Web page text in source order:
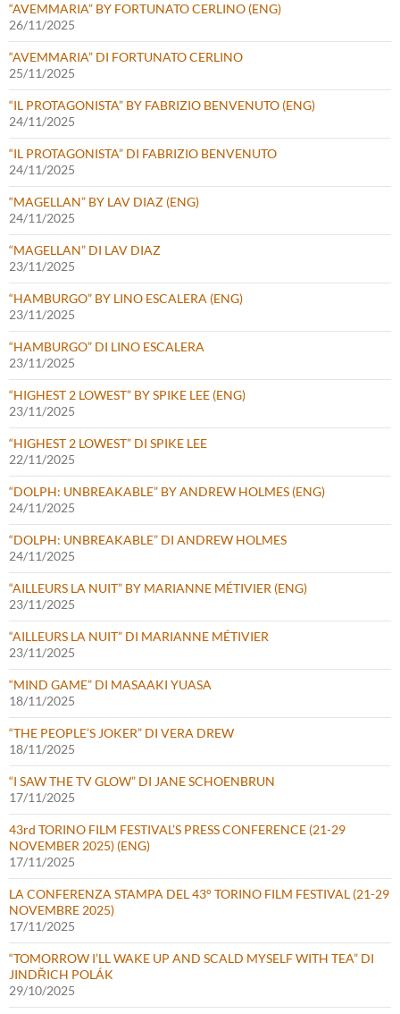
“AVEMMARIA” BY FORTUNATO CERLINO (ENG)
26/11/2025
“AVEMMARIA” DI FORTUNATO CERLINO
25/11/2025
“IL PROTAGONISTA” BY FABRIZIO BENVENUTO (ENG)
24/11/2025
“IL PROTAGONISTA” DI FABRIZIO BENVENUTO
24/11/2025
“MAGELLAN” BY LAV DIAZ (ENG)
24/11/2025
“MAGELLAN” DI LAV DIAZ
23/11/2025
“HAMBURGO” BY LINO ESCALERA (ENG)
23/11/2025
“HAMBURGO” DI LINO ESCALERA
23/11/2025
“HIGHEST 2 LOWEST” BY SPIKE LEE (ENG)
23/11/2025
“HIGHEST 2 LOWEST” DI SPIKE LEE
22/11/2025
“DOLPH: UNBREAKABLE” BY ANDREW HOLMES (ENG)
24/11/2025
“DOLPH: UNBREAKABLE” DI ANDREW HOLMES
24/11/2025
“AILLEURS LA NUIT” BY MARIANNE MÉTIVIER (ENG)
23/11/2025
“AILLEURS LA NUIT” DI MARIANNE MÉTIVIER
23/11/2025
“MIND GAME” DI MASAAKI YUASA
18/11/2025
“THE PEOPLE’S JOKER” DI VERA DREW
18/11/2025
“I SAW THE TV GLOW” DI JANE SCHOENBRUN
17/11/2025
43rd TORINO FILM FESTIVAL’S PRESS CONFERENCE (21-29
NOVEMBER 2025) (ENG)
17/11/2025
LA CONFERENZA STAMPA DEL 43° TORINO FILM FESTIVAL (21-29
NOVEMBRE 2025)
17/11/2025
“TOMORROW I’LL WAKE UP AND SCALD MYSELF WITH TEA” DI
JINDŘICH POLÁK
29/10/2025